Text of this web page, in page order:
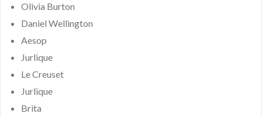
Olivia Burton
Daniel Wellington
Aesop
Jurlique
Le Creuset
Jurlique
Brita